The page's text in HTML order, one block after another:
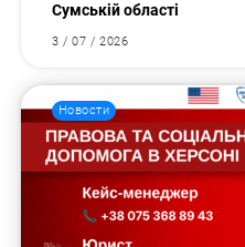
Сумській області
3 / 07 / 2026
Новости